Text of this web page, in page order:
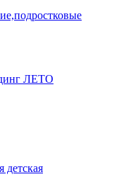
ЛЕТО
детская